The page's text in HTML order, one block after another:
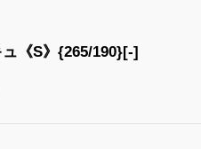
ュ《S》{265/190}[-]